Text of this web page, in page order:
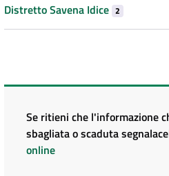
Distretto Savena Idice 2
Se ritieni che l'informazione
sbagliata o scaduta
online